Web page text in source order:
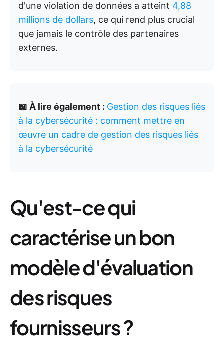
d'une violation de données a atteint 4,88
millions de dollars, ce qui rend plus crucial
que jamais le contrôle des partenaires
externes.
📖 À lire également : Gestion des risques liés
à la cybersécurité : comment mettre en
œuvre un cadre de gestion des risques liés
à la cybersécurité
Qu'est-ce qui
caractérise un bon
modèle d'évaluation
des risques
fournisseurs ?